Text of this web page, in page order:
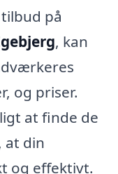
på
, kan
og priser.
at finde de
at din
og effektivt.